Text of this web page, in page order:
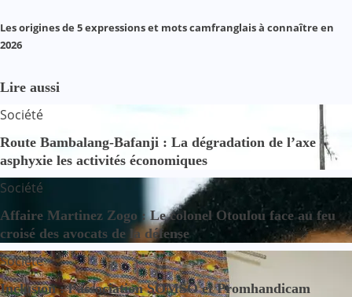
Les origines de 5 expressions et mots camfranglais à connaître en
2026
Lire aussi
Société
Route Bambalang-Bafanji : La dégradation de l’axe
asphyxie les activités économiques
Société
Affaire Martinez Zogo : Le colonel Otoulou face au feu
croisé des avocats de la défense
Société
Inclusion : l’association SOMSO et Promhandicam